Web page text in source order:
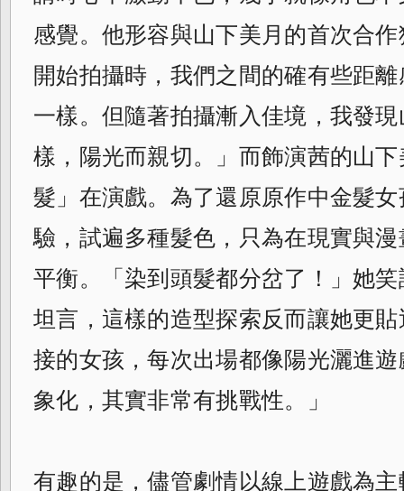
感覺。他形容與山下美月的首次合
開始拍攝時，我們之間的確有些距
一樣。但隨著拍攝漸入佳境，我發
樣，陽光而親切。」而飾演茜的山
髮」在演戲。為了還原原作中金髮
驗，試遍多種髮色，只為在現實與
平衡。「染到頭髮都分岔了！」她
坦言，這樣的造型探索反而讓她更
接的女孩，每次出場都像陽光灑進
象化，其實非常有挑戰性。」
有趣的是，儘管劇情以線上遊戲為